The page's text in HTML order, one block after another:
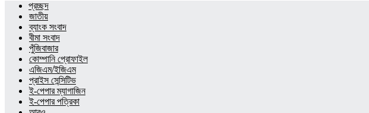
প্রচ্ছদ
জাতীয়
ব্যাংক সংবাদ
বীমা সংবাদ
পুঁজিবাজার
কোম্পানি প্রোফাইল
এজিএম/ইজিএম
প্রাইস সেন্সিটিভ
ই-পেপার ম্যাগাজিন
ই-পেপার পত্রিকা